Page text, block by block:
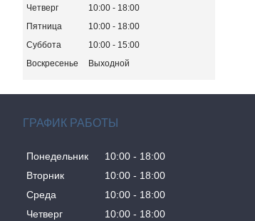
Четверг
10:00
18:00
Пятница
10:00
18:00
Суббота
10:00
15:00
Воскресенье
Выходной
ГРАФИК РАБОТЫ
Понедельник 10:00
18:00
Вторник
10:00
18:00
Среда
10:00
18:00
Четверг
10:00 18:00